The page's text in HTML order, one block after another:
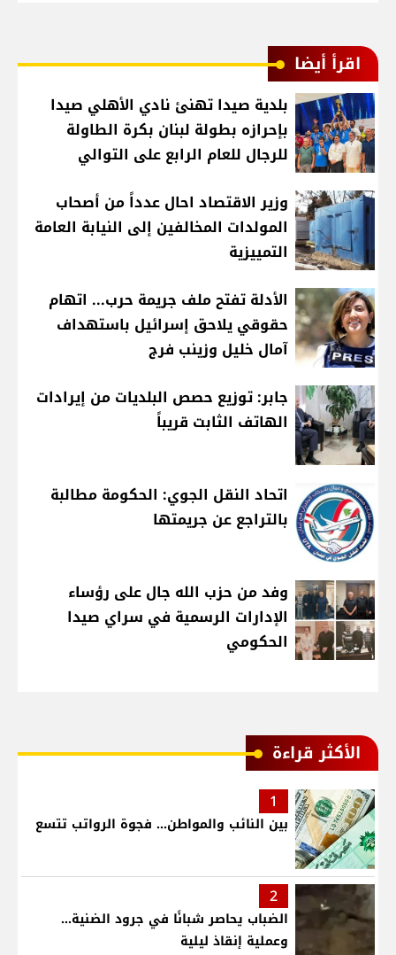
اقرأ أيضا
بلدية صيدا تهنئ نادي الأهلي صيدا
بإحرازه بطولة لبنان بكرة الطاولة
للرجال للعام الرابع على التوالي
وزير الاقتصاد احال عدداً من أصحاب
المولدات المخالفين إلى النيابة العامة
التمييزية
الأدلة تفتح ملف جريمة حرب... اتهام
حقوقي يلاحق إسرائيل باستهداف
آمال خليل وزينب فرج
جابر: توزيع حصص البلديات من إيرادات
الهاتف الثابت قريباً
اتحاد النقل الجوي: الحكومة مطالبة
بالتراجع عن جريمتها
وفد من حزب الله جال على رؤساء
الإدارات الرسمية في سراي صيدا
الحكومي
الأكثر قراءة
1
بين النائب والمواطن... فجوة الرواتب تتسع
2
الضباب يحاصر شبانًا في جرود الضنية...
وعملية إنقاذ ليلية